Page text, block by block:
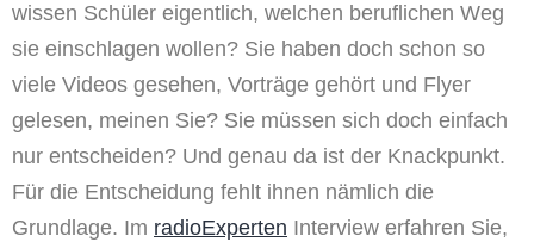
wissen Schüler eigentlich, welchen beruflichen Weg
sie einschlagen wollen? Sie haben doch schon so
viele Videos gesehen, Vorträge gehört und Flyer
gelesen, meinen Sie? Sie müssen sich doch einfach
nur entscheiden? Und genau da ist der Knackpunkt.
Für die Entscheidung fehlt ihnen nämlich die
Grundlage. Im radioExperten Interview erfahren Sie,